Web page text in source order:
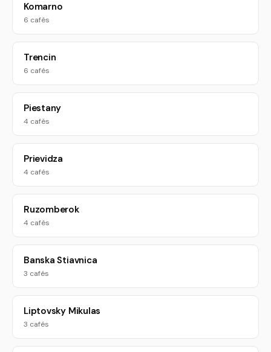
Komarno
6 cafés
Trencin
6 cafés
Piestany
4 cafés
Prievidza
4 cafés
Ruzomberok
4 cafés
Banska Stiavnica
3 cafés
Liptovsky Mikulas
3 cafés